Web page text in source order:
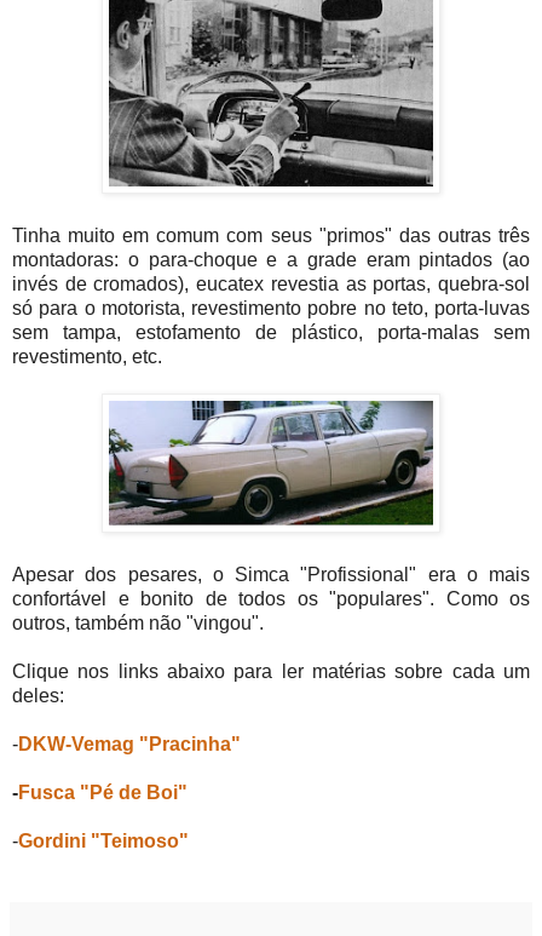
Tinha muito em comum com seus "primos" das outras três
montadoras: o para-choque e a grade eram pintados (ao
invés de cromados), eucatex revestia as portas, quebra-sol
só para o motorista, revestimento pobre no teto, porta-luvas
sem tampa, estofamento de plástico, porta-malas sem
revestimento, etc.
Apesar dos pesares, o Simca "Profissional" era o mais
confortável e bonito de todos os "populares". Como os
outros, também não "vingou".
Clique nos links abaixo para ler matérias sobre cada um
deles:
-DKW-Vemag "Pracinha"
-Fusca "Pé de Boi"
-Gordini "Teimoso"